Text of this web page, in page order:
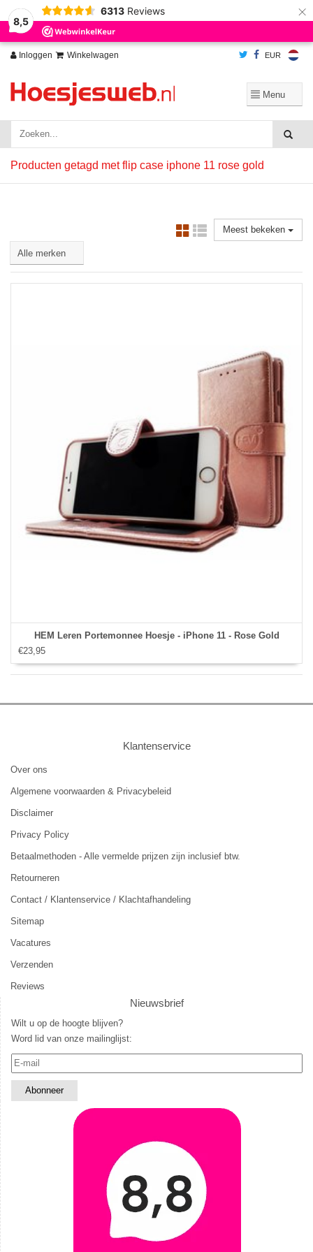
8,5
6313 Reviews ×
Inloggen Winkelwagen EUR
Producten getagd met flip case iphone 11 rose gold
Meest bekeken
HEM Leren Portemonnee Hoesje - iPhone 11 - Rose Gold
€23,95
Klantenservice
Over ons
Algemene voorwaarden & Privacybeleid
Disclaimer
Privacy Policy
Betaalmethoden - Alle vermelde prijzen zijn inclusief btw.
Retourneren
Contact / Klantenservice / Klachtafhandeling
Sitemap
Vacatures
Verzenden
Reviews
Nieuwsbrief
Wilt u op de hoogte blijven?
Word lid van onze mailinglijst:
Wij slaan cookies op om onze website te verbeteren. Is dat akkoord?
Ja
Nee